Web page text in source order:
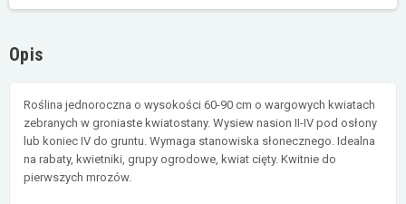
Opis
Roślina jednoroczna o wysokości 60-90 cm o wargowych kwiatach
zebranych w groniaste kwiatostany. Wysiew nasion II-IV pod osłony
lub koniec IV do gruntu. Wymaga stanowiska słonecznego. Idealna
na rabaty, kwietniki, grupy ogrodowe, kwiat cięty. Kwitnie do
pierwszych mrozów.